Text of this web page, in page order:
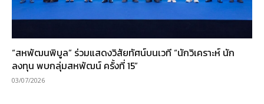
“สหพัฒนพิบูล” ร่วมแสดงวิสัยทัศน์บนเวที “นักวิเคราะห์ นัก
ลงทุน พบกลุ่มสหพัฒน์ ครั้งที่ 15”
03/07/2026